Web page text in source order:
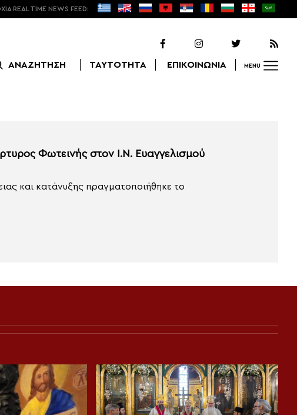
REAL TIME NEWS FEED:
ΑΝΑΖΗΤΗΣΗ ΤΑΥΤΟΤΗΤΑ ΕΠΙΚΟΙΝΩΝΙΑ MENU
Φωτεινής στον Ι.Ν. Ευαγγελισμού
και κατάνυξης πραγματοποιήθηκε το